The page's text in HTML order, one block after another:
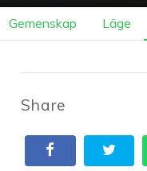
Gemenskap Läge
Share